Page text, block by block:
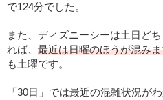
で124分でした。
また、ディズニーシーは土日ど
れば、 最近は日曜のほうが混み
も土曜です。
「30日」では最近の混雑状況が